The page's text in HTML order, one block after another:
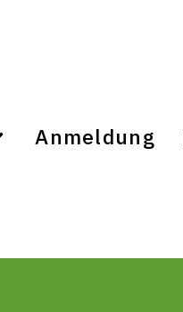
Anmeldung